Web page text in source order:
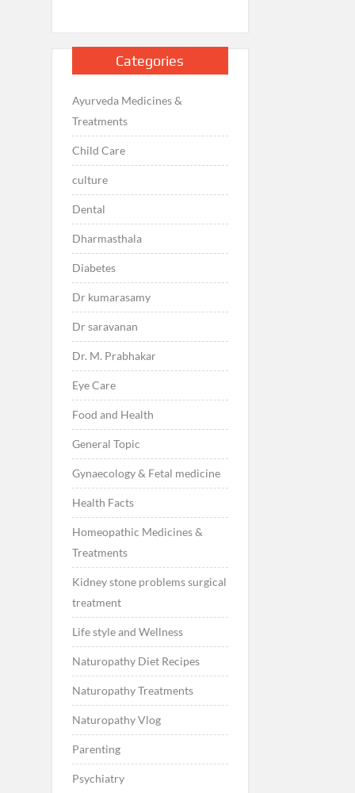
Categories
Ayurveda Medicines &
Treatments
Child Care
culture
Dental
Dharmasthala
Diabetes
Dr kumarasamy
Dr saravanan
Dr. M. Prabhakar
Eye Care
Food and Health
General Topic
Gynaecology & Fetal medicine
Health Facts
Homeopathic Medicines &
Treatments
Kidney stone problems surgical
treatment
Life style and Wellness
Naturopathy Diet Recipes
Naturopathy Treatments
Naturopathy Vlog
Parenting
Psychiatry